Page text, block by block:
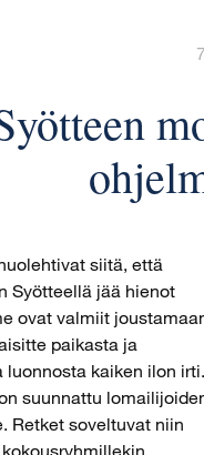
siitä, että
Syötteellä jää hienot
ovat valmiit
paikasta ja
kaiken ilon irti.
suunnattu
Retket soveltuvat niin